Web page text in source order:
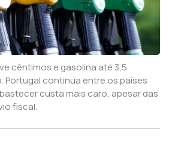
cêntimos e gasolina até 3,5
Portugal continua entre os países
custa mais caro, apesar das
fiscal.